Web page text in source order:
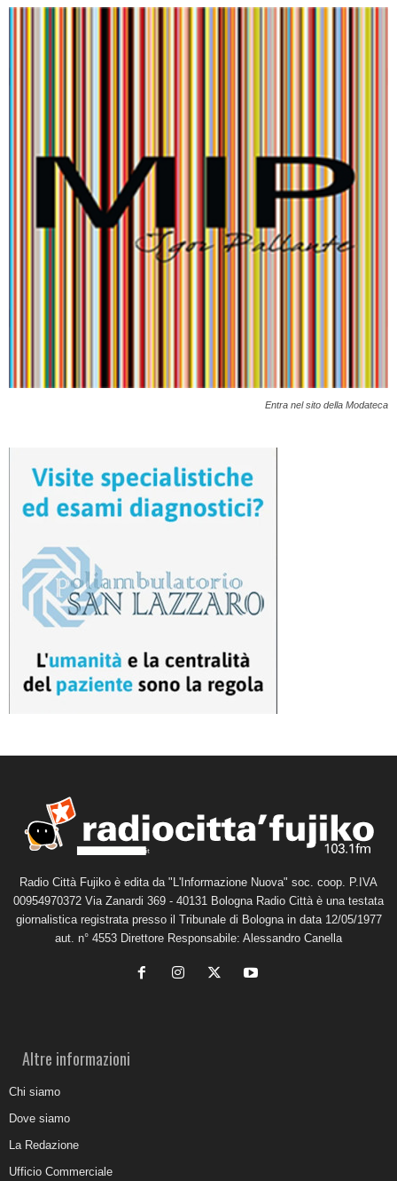
Entra nel sito della Modateca
Radio Città Fujiko è edita da "L'Informazione Nuova" soc. coop. P.IVA
00954970372 Via Zanardi 369 - 40131 Bologna Radio Città è una testata
giornalistica registrata presso il Tribunale di Bologna in data 12/05/1977
aut. n° 4553 Direttore Responsabile: Alessandro Canella
Altre informazioni
Chi siamo
Dove siamo
La Redazione
Ufficio Commerciale